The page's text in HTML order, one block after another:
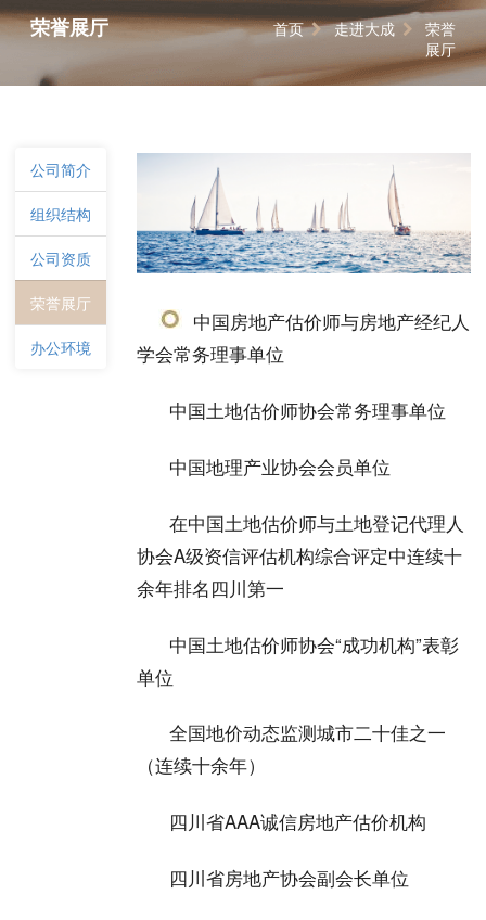
荣誉展厅 首页 走进大成
荣誉
展厅
公司简介
组织结构
公司资质
荣誉展厅
办公环境
中国房地产估价师与房地产经纪人
学会常务理事单位
中国土地估价师协会常务理事单位
中国地理产业协会会员单位
在中国土地估价师与土地登记代理人
协会A级资信评估机构综合评定中连续十
余年排名四川第一
中国土地估价师协会“成功机构”表彰
单位
全国地价动态监测城市二十佳之一
（连续十余年）
四川省AAA诚信房地产估价机构
四川省房地产协会副会长单位